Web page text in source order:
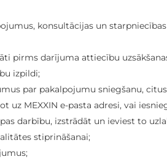
konsultācijas un
pirms darījuma attiecību
izpildi;
par pakalpojumu sniegšanu,
uz MEXXIN e-pasta adresi, vai
darbību, izstrādāt un ieviest to
stiprināšanai;